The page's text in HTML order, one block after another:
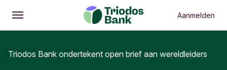
Openen
Hoofdmenu Aanmelden
Triodos Bank ondertekent open brief aan wereldleiders